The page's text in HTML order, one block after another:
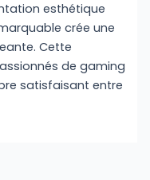
esthétique
crée une
Cette
de gaming
satisfaisant entre